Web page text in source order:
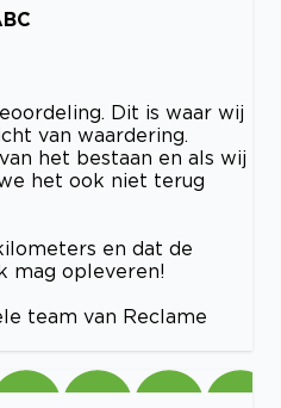
Dit is waar wij
van waardering.
het bestaan en als wij
het ook niet terug
en dat de
mag opleveren!
team van Reclame